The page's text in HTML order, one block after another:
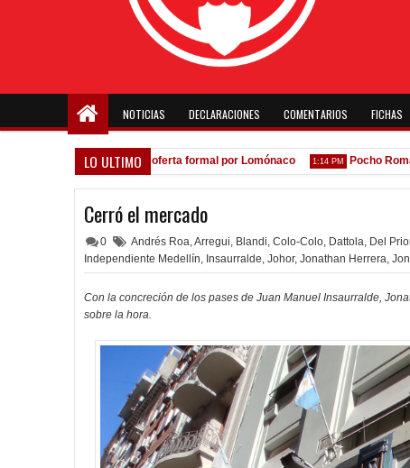
NOTICIAS DECLARACIONES COMENTARIOS FICHAS
LO ULTIMO
A la espera de la oferta formal por Lomónaco 1:14 PM Pocho Román,
Cerró el mercado
0 Andrés Roa,Arregui, Blandi, Colo-Colo, Dattola, Del
Independiente Medellín, Insaurralde, Johor, Jonathan Herrera,
Con la concreción de los pases de Juan Manuel Insaurralde,
sobre la hora.